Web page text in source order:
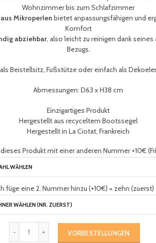
Wohnzimmer bis zum Schlafzimmer
Mikroperlen bietet anpassungsfähigen und
Komfort
abziehbar, also leicht zu reinigen dank
Bezugs.
Beistellsitz, Fußstütze oder einfach als
Abmessungen: D63 x H38 cm
Einzigartiges Produkt
Hergestellt aus recyceltem Bootssegel
Hergestellt in La Ciotat, Frankreich
Produkt mit einer anderen Nummer +10€
füge eine 2. Nummer hinzu (+10€) = zehn (zuerst)
VORBESTELLUNGEN